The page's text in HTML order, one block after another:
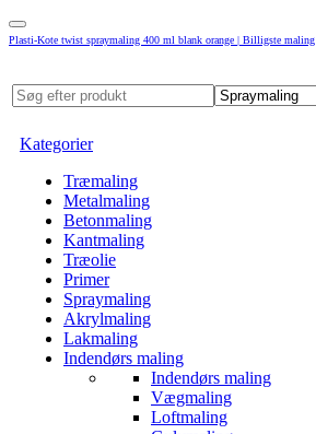
Plasti-Kote twist spraymaling 400 ml blank orange | Billigste maling
Kategorier
Træmaling
Metalmaling
Betonmaling
Kantmaling
Træolie
Primer
Spraymaling
Akrylmaling
Lakmaling
Indendørs maling
Indendørs maling
Vægmaling
Loftmaling